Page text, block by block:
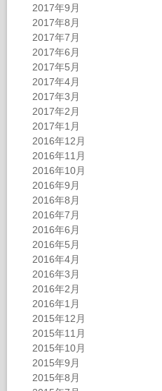
2017年9月
2017年8月
2017年7月
2017年6月
2017年5月
2017年4月
2017年3月
2017年2月
2017年1月
2016年12月
2016年11月
2016年10月
2016年9月
2016年8月
2016年7月
2016年6月
2016年5月
2016年4月
2016年3月
2016年2月
2016年1月
2015年12月
2015年11月
2015年10月
2015年9月
2015年8月